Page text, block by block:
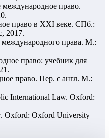
право.
право в XXI веке. СПб.:
2017.
права. М.:
право: учебник для
право. Пер. с англ. М.:
International Law. Oxford:
Oxford: Oxford University